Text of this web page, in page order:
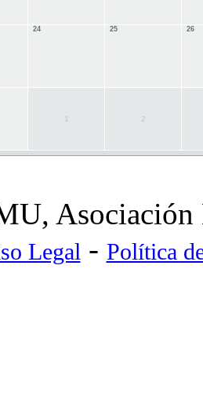
24 25 26
1 2
Asociación
Legal - Política